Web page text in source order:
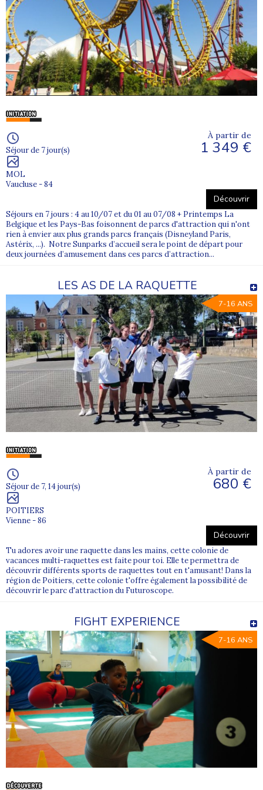
Séjour de 7 jour(s)
MOL
Vaucluse - 84
À partir de
1 349 €
Découvrir
Séjours en 7 jours : 4 au 10/07 et du 01 au 07/08 + Printemps La
Belgique et les Pays-Bas foisonnent de parcs d'attraction qui n'ont
rien à envier aux plus grands parcs français (Disneyland Paris,
Astérix, ...). Notre Sunparks d’accueil sera le point de départ pour
deux journées d’amusement dans ces parcs d’attraction...
LES AS DE LA RAQUETTE
7-16 ANS
Séjour de 7, 14 jour(s)
POITIERS
Vienne - 86
À partir de
680 €
Découvrir
Tu adores avoir une raquette dans les mains, cette colonie de
vacances multi-raquettes est faite pour toi. Elle te permettra de
découvrir différents sports de raquettes tout en t'amusant! Dans la
région de Poitiers, cette colonie t'offre également la possibilité de
découvrir le parc d'attraction du Futuroscope.
FIGHT EXPERIENCE
7-16 ANS